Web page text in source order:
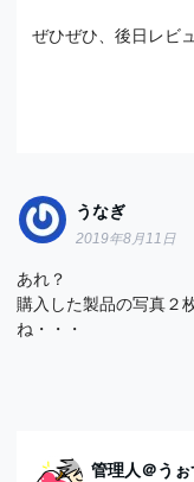
ぜひぜひ、後日レビ
うなぎ
2019年8月11日
あれ？
購入した製品の写真２
ね・・・
管理人＠うぉ